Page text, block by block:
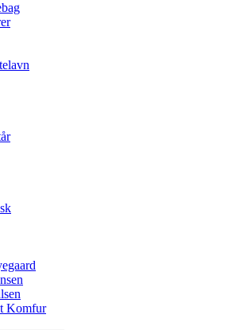
Komfur